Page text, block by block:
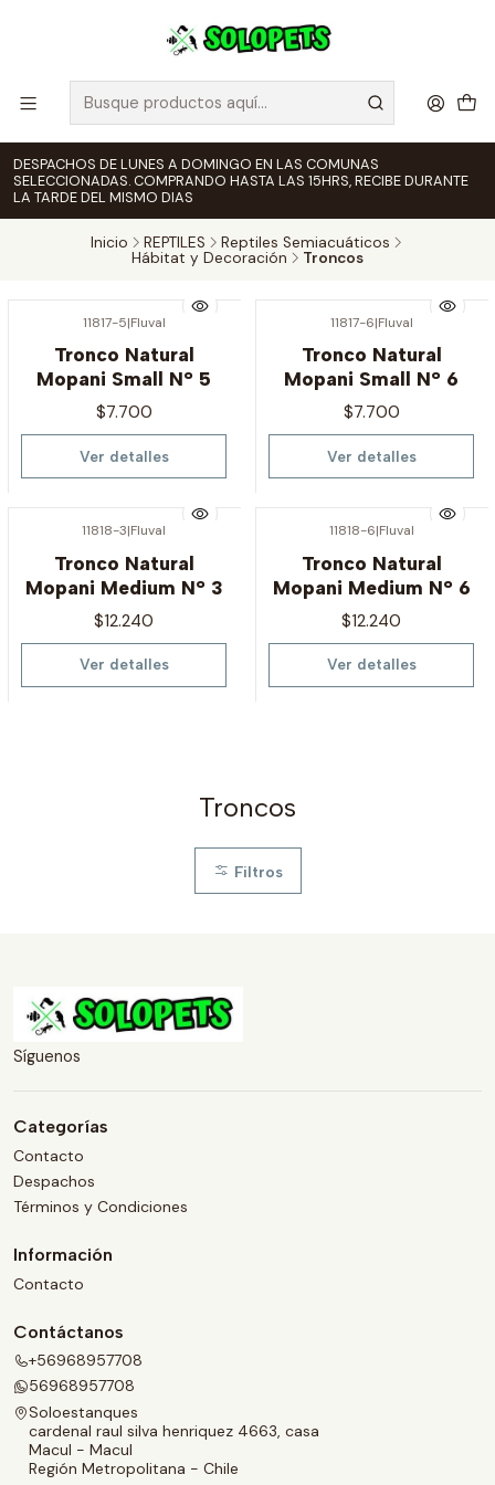
DESPACHOS DE LUNES A DOMINGO EN LAS COMUNAS
SELECCIONADAS. COMPRANDO HASTA LAS 15HRS, RECIBE DURANTE
LA TARDE DEL MISMO DIAS
Inicio REPTILES
Reptiles Semiacuáticos
Hábitat y Decoración
Troncos
11817-5|Fluval
Tronco Natural
Mopani Small N° 5
$7.700
Ver detalles
11817-6|Fluval
Tronco Natural
Mopani Small N° 6
$7.700
Ver detalles
11818-3|Fluval
Tronco Natural
Mopani Medium N° 3
$12.240
Ver detalles
11818-6|Fluval
Tronco Natural
Mopani Medium N° 6
$12.240
Ver detalles
Troncos
Filtros
Síguenos
Categorías
Contacto
Despachos
Términos y Condiciones
Información
Contacto
Contáctanos
+56968957708
56968957708
Soloestanques
cardenal raul silva henriquez 4663, casa
Macul - Macul
Región Metropolitana - Chile